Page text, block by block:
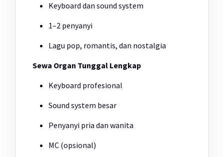
Keyboard dan sound system
1–2 penyanyi
Lagu pop, romantis, dan nostalgia
Sewa Organ Tunggal Lengkap
Keyboard profesional
Sound system besar
Penyanyi pria dan wanita
MC (opsional)